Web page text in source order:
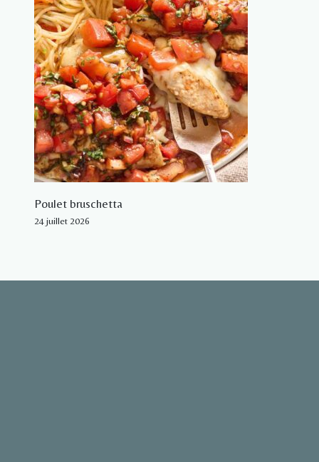
Poulet bruschetta
24 juillet 2026